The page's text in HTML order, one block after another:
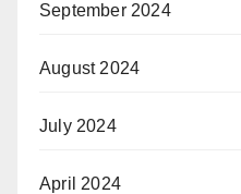
September 2024
August 2024
July 2024
April 2024